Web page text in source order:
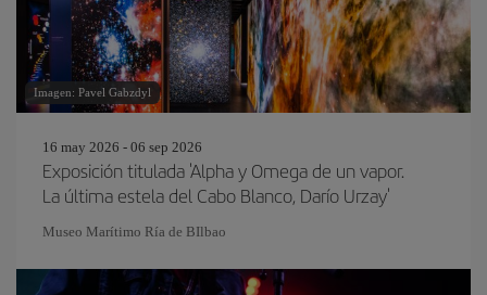
Imagen: Pavel Gabzdyl
16 may 2026 - 06 sep 2026
Exposición titulada 'Alpha y Omega de un vapor.
La última estela del Cabo Blanco, Darío Urzay'
Museo Marítimo Ría de BIlbao